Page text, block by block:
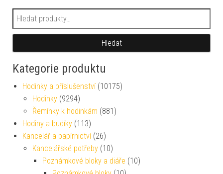
Hledat:
Hledat
Kategorie produktu
Hodinky a příslušenství (10175)
Hodinky (9294)
Řemínky k hodinkám (881)
Hodiny a budíky (113)
Kancelář a papírnictví (26)
Kancelářské potřeby (10)
Poznámkové bloky a diáře (10)